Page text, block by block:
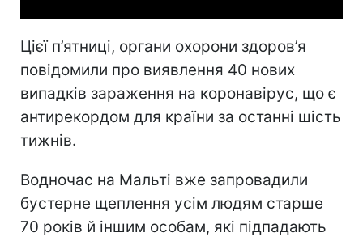
Цієї п’ятниці, органи охорони здоров’я
повідомили про виявлення 40 нових
випадків зараження на коронавірус, що є
антирекордом для країни за останні шість
тижнів.
Водночас на Мальті вже запровадили
бустерне щеплення усім людям старше
70 років й іншим особам, які підпадають